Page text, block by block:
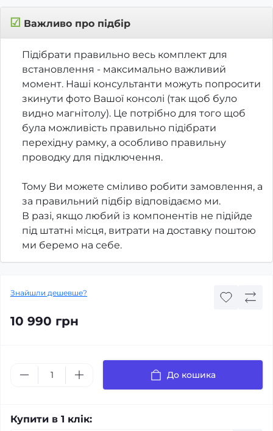
☑ Важливо про підбір
Підібрати правильно весь комплект для
встановлення - максимально важливий
момент. Наші консультанти можуть попросити
зкинути фото Вашої консолі (так щоб було
видно магнітолу). Це потрібно для того щоб
була можливість правильно підібрати
перехідну рамку, а особливо правильну
проводку для підключення.
Тому Ви можете сміливо робити замовлення, а
за правильний підбір відповідаємо ми.
В разі, якщо любий із компонентів не підійде
під штатні місця, витрати на доставку поштою
ми беремо на себе.
Знайшли дешевше?
10 990 грн
До кошика
Купити в 1 клік: